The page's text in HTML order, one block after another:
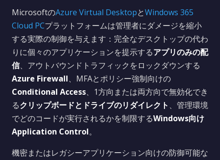
MicrosoftのAzure Virtual DesktopとWindows 365
Cloud PCプラットフォームは管理者にダメージを縮小
する実際の制御を与えます：完全なデスクトップの代わ
りに個々のアプリケーションを提示するアプリのみの配
信、アウトバウンドトラフィックをロックダウンする
Azure Firewall、MFAとポリシー強制向けの
Conditional Access、1方向または両方向で無効化でき
るクリップボードとドライブのリダイレクト 、管理環境
でどのコードが実行されるかを制限するWindows向け
Application Control。
機密またはレガシーアプリケーション向けの防御可能な